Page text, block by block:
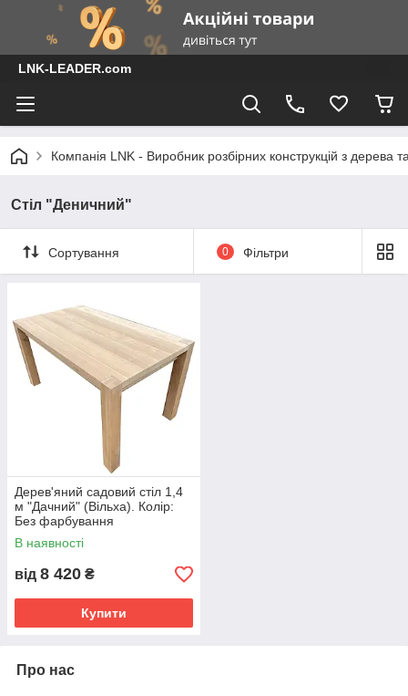
LNK-LEADER.com
Компанія LNK - Виробник розбірних конструкцій з дерева
Стіл "Деничний"
Сортування 0 Фільтри
Дерев'яний садовий стіл 1,4
м "Дачний" (Вільха). Колір:
Без фарбування
В наявності
від 8 420 ₴
Купити
Про нас